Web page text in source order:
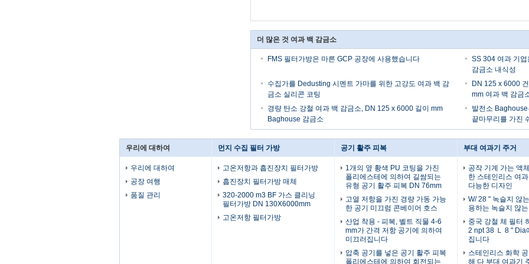
더 많은 것 여과 백 감금소
FMS 필터가방은 마른 GCP 공장에 사용했습니다
SS 304 여과 기
감금소 내식성
수집가를 Dedusting 시멘트 가마를 위한 고강도 여과 백 감
금소 실리콘 코팅
DN 125 x 6000
mm 여과 백 감금
경량 탄소 강철 여과 백 감금소, DN 125 x 6000 길이 mm
Baghouse 감금소
발전소
끝마무리를 가진
우리에 대하여
우리에 대하여
공장 여행
품질 관리
먼지 수집 필터 가방
고온저항과 흡진장치 필터가방
흡진장치 필터가방 매체
320-2000 m3 BF 가스 클리닝
필터가방 DN 130X6000mm
고온저항 필터가방
공기 활주 피복
1개의 옆 황색 PU 코팅을 가진
폴리에스테에 의하여 길쌈되는
유형 공기 활주 피복 DN 76mm
고열 저항을 가진 경량 가동 가능
한 공기 미끄럼 콘베이어 호스
산업 착용 - 피복, 벨트 직물 4-6
mm가 간격 저항 공기에 의하여
미끄러집니다
압축 공기를 넣은 공기 활주 피복
폴리에스테에 의하여 회전되는
부대 여과기 주거
공작 기계 가는 액
한 스테인리스 여
다능한 디자인
W/ 28 " 녹슬지 않
용하는 녹슬지 않
중국 강철 체 필터
2 npt 38 Ｌ 8 " Dia
집니다
스테인리스 화학
해 다 부대 여과기